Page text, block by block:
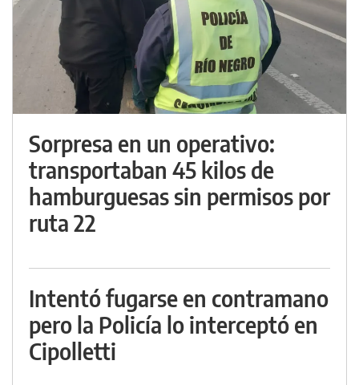
Sorpresa en un operativo:
transportaban 45 kilos de
hamburguesas sin permisos por
ruta 22
Intentó fugarse en contramano
pero la Policía lo interceptó en
Cipolletti